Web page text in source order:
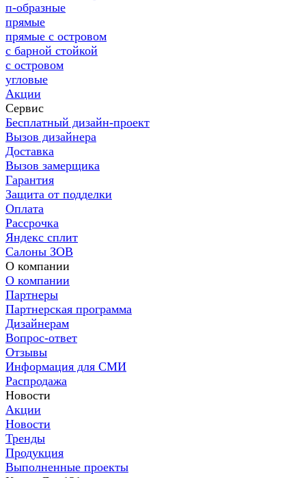
п-образные
прямые
прямые с островом
с барной стойкой
с островом
угловые
Акции
Сервис
Бесплатный дизайн-проект
Вызов дизайнера
Доставка
Вызов замерщика
Гарантия
Защита от подделки
Оплата
Рассрочка
Яндекс сплит
Салоны ЗОВ
О компании
О компании
Партнеры
Партнерская программа
Дизайнерам
Вопрос-ответ
Отзывы
Информация для СМИ
Распродажа
Новости
Акции
Новости
Тренды
Продукция
Выполненные проекты